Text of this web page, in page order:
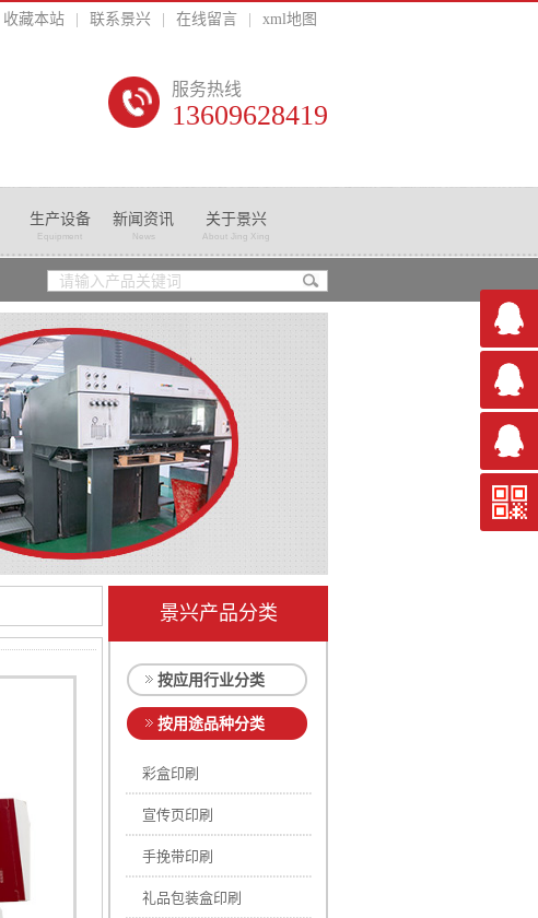
收藏本站 联系景兴 在线留言 xml地图
服务热线
13609628419
生产设备
Equipment
新闻资讯
News
关于景兴
About Jing Xing
景兴产品分类
按应用行业分类
按用途品种分类
彩盒印刷
宣传页印刷
手挽带印刷
礼品包装盒印刷